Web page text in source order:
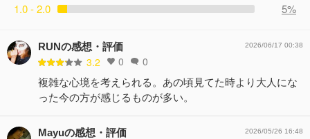
1.0 - 2.0
5%
RUNの感想・評価
3.2 0 0
2026/06/17 00:38
複雑な心境を考えられる。あの頃見てた時より大人にな
った今の方が感じるものが多い。
Mayuの感想・評価 2026/05/26 16:48